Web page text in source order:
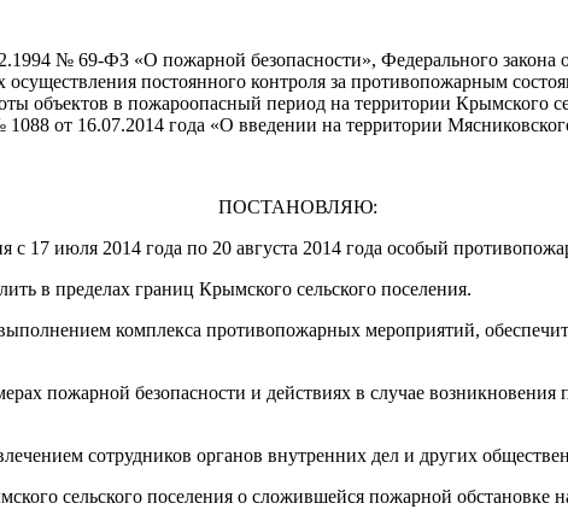
№ 69-ФЗ «О пожарной безопасности», Федерального
постоянного контроля за противопожарным
объектов в пожароопасный период на территории Крымского
от 16.07.2014 года «О введении на территории
ПОСТАНОВЛЯЮ:
17 июля 2014 года по 20 августа 2014 года особый
в пределах границ Крымского сельского поселения.
комплекса противопожарных мероприятий,
пожарной безопасности и действиях в случае
сотрудников органов внутренних дел и других
сельского поселения о сложившейся пожарной обстановке на